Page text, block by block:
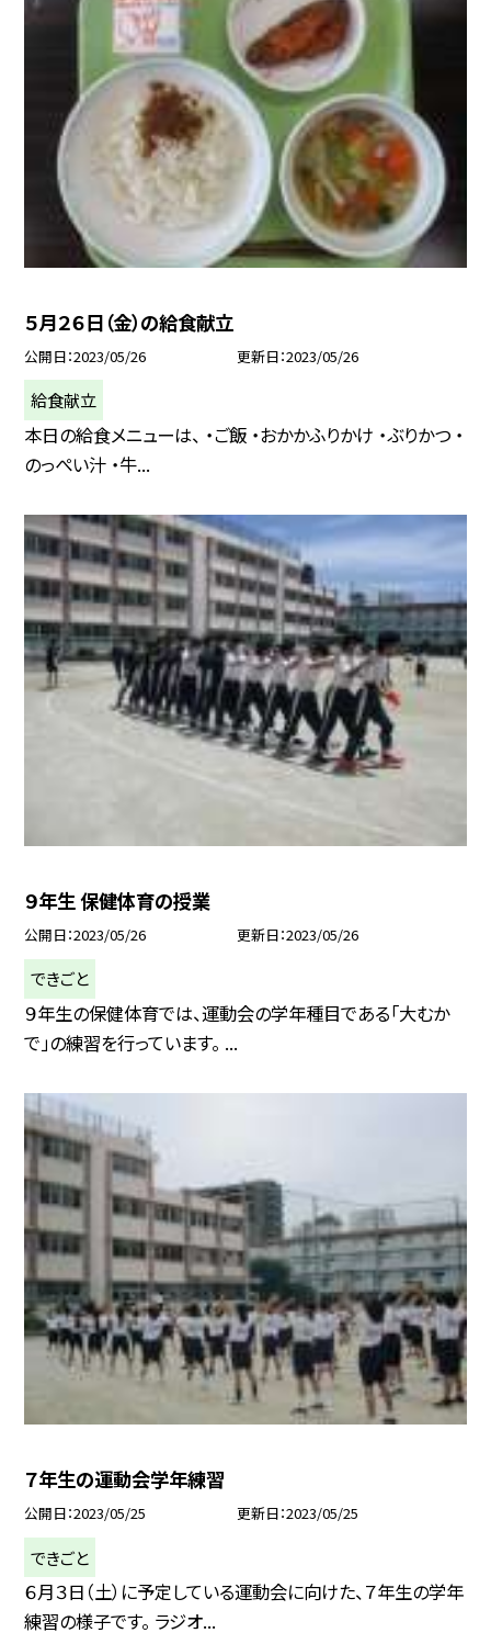
５月２６日（金）の給食献立
公開日 2023/05/26 更新日 2023/05/26
給食献立
本日の給食メニューは、 ・ご飯 ・おかかふりかけ ・ぶりかつ ・
のっぺい汁 ・牛...
９年生 保健体育の授業
公開日 2023/05/26 更新日 2023/05/26
できごと
９年生の保健体育では、運動会の学年種目である「大むか
で」の練習を行っています。 ...
７年生の運動会学年練習
公開日 2023/05/25 更新日 2023/05/25
できごと
６月３日（土）に予定している運動会に向けた、７年生の学年
練習の様子です。 ラジオ...